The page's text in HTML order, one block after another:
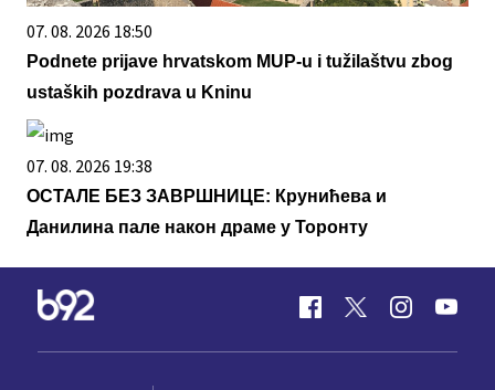
07. 08. 2026 18:50
Podnete prijave hrvatskom MUP-u i tužilaštvu zbog
ustaških pozdrava u Kninu
07. 08. 2026 19:38
ОСТАЛЕ БЕЗ ЗАВРШНИЦЕ: Крунићева и
Данилина пале након драме у Торонту